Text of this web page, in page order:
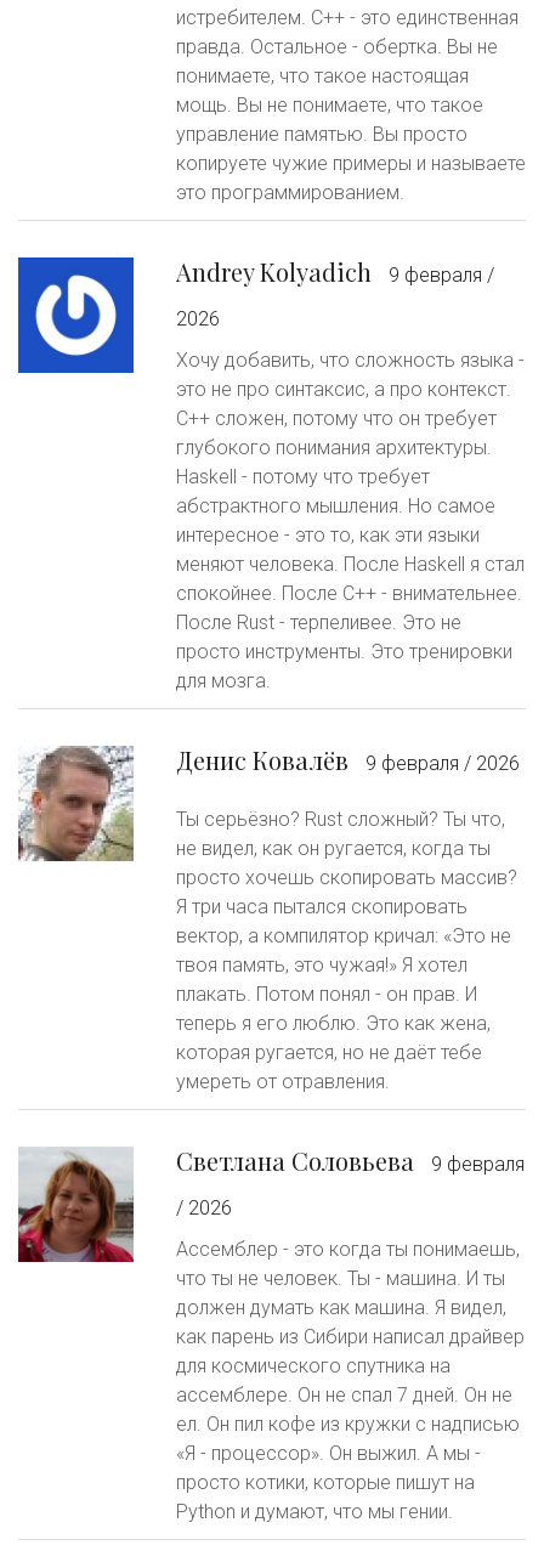
истребителем. C++ - это единственная
правда. Остальное - обертка. Вы не
понимаете, что такое настоящая
мощь. Вы не понимаете, что такое
управление памятью. Вы просто
копируете чужие примеры и называете
это программированием.
Andrey Kolyadich
9 февраля /
2026
Хочу добавить, что сложность языка -
это не про синтаксис, а про контекст.
C++ сложен, потому что он требует
глубокого понимания архитектуры.
Haskell - потому что требует
абстрактного мышления. Но самое
интересное - это то, как эти языки
меняют человека. После Haskell я стал
спокойнее. После C++ - внимательнее.
После Rust - терпеливее. Это не
просто инструменты. Это тренировки
для мозга.
Денис Ковалёв 9 февраля / 2026
Ты серьёзно? Rust сложный? Ты что,
не видел, как он ругается, когда ты
просто хочешь скопировать массив?
Я три часа пытался скопировать
вектор, а компилятор кричал: «Это не
твоя память, это чужая!» Я хотел
плакать. Потом понял - он прав. И
теперь я его люблю. Это как жена,
которая ругается, но не даёт тебе
умереть от отравления.
Светлана Соловьева
9 февраля
/ 2026
Ассемблер - это когда ты понимаешь,
что ты не человек. Ты - машина. И ты
должен думать как машина. Я видел,
как парень из Сибири написал драйвер
для космического спутника на
ассемблере. Он не спал 7 дней. Он не
ел. Он пил кофе из кружки с надписью
«Я - процессор». Он выжил. А мы -
просто котики, которые пишут на
Python и думают, что мы гении.